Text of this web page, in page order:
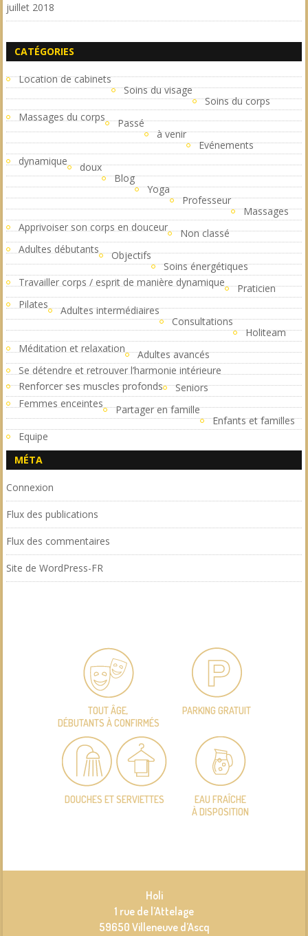
juillet 2018
CATÉGORIES
Location de cabinets
Soins du visage
Soins du corps
Massages du corps
Passé
à venir
Evénements
dynamique
doux
Blog
Yoga
Professeur
Massages
Apprivoiser son corps en douceur
Non classé
Adultes débutants
Objectifs
Soins énergétiques
Travailler corps / esprit de manière dynamique
Praticien
Pilates
Adultes intermédiaires
Consultations
Holiteam
Méditation et relaxation
Adultes avancés
Se détendre et retrouver l’harmonie intérieure
Renforcer ses muscles profonds
Seniors
Femmes enceintes
Partager en famille
Enfants et familles
Equipe
MÉTA
Connexion
Flux des publications
Flux des commentaires
Site de WordPress-FR
TOUT ÂGE,
DÉBUTANTS À CONFIRMÉS
PARKING GRATUIT
DOUCHES ET SERVIETTES
EAU FRAÎCHE
À DISPOSITION
Holi
1 rue de l’Attelage
59650 Villeneuve d’Ascq